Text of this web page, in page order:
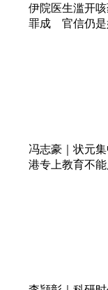
伊院医生滥开
罪成 官信仍
冯志豪｜状元
港专上教育不